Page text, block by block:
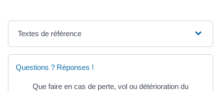
Textes de référence
Questions ? Réponses !
Que faire en cas de perte, vol ou détérioration du